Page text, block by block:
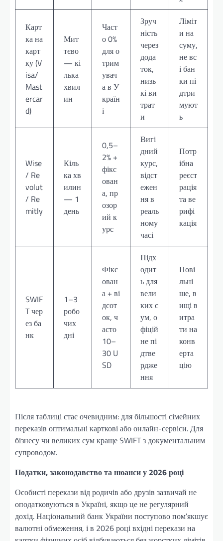
Карт
ка на
карт
ку (V
isa/
Mast
ercar
d)
Мит
тєво
— кі
лька
хвил
ин
Част
о 0%
для о
трим
увач
а в У
країн
і
Зруч
ність
через
дода
ток,
низь
кі ви
трат
и
Ліміт
и на
суму,
не вс
і бан
ки пі
дтри
муют
ь
Wise
/ Re
volut
/ Re
mitly
Кіль
ка хв
илин
— 1
день
0,5–
2% +
фікс
ован
а, пр
озор
ий к
урс
Вигі
дний
курс,
відст
ежен
ня в
реаль
ному
часі
Потр
ібна
реєст
рація
та ве
рифі
кація
SWIF
T чер
ез ба
нк
1–3
робо
чих
дні
Фікс
ован
а + ві
дсот
ок, ч
асто
10–
30 U
SD
Підх
одит
ь для
вели
ких с
ум, о
фіцій
не пі
дтве
рдже
ння
Пові
льні
ше, в
ищі в
итра
ти на
конв
ерта
цію
Після таблиці стає очевидним: для більшості сімейних
переказів оптимальні карткові або онлайн-сервіси. Для
бізнесу чи великих сум краще SWIFT з документальним
супроводом.
Податки, законодавство та нюанси у 2026 році
Особисті перекази від родичів або друзів зазвичай не
оподатковуються в Україні, якщо це не регулярний
дохід. Національний банк України поступово пом’якшує
валютні обмеження, і в 2026 році вхідні перекази на